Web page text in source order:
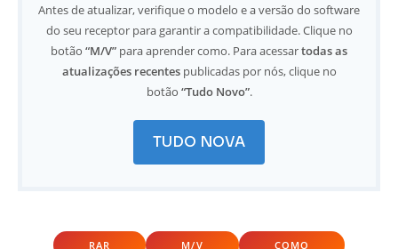
Antes de atualizar, verifique o modelo e a versão do software
do seu receptor para garantir a compatibilidade. Clique no
botão “M/V” para aprender como. Para acessartodas as
atualizações recentespublicadas por nós, clique no
botão “Tudo Novo”.
TUDO NOVA
RAR M/V COMO